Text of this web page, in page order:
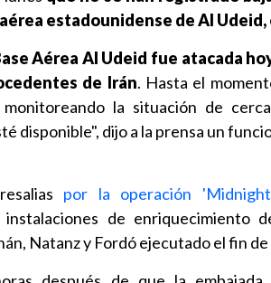
estadounidense de Al Udeid,
Aérea Al Udeid fue atacada
de Irán. Hasta el
monitoreando la situación de
disponible", dijo a la prensa un
por la operación
instalaciones de enriquecimiento
Natanz y Fordó ejecutado el fin de